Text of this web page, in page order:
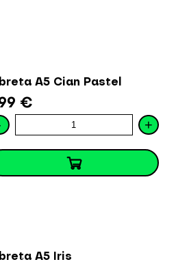
A5 Cian Pastel
€
+
A5 Iris